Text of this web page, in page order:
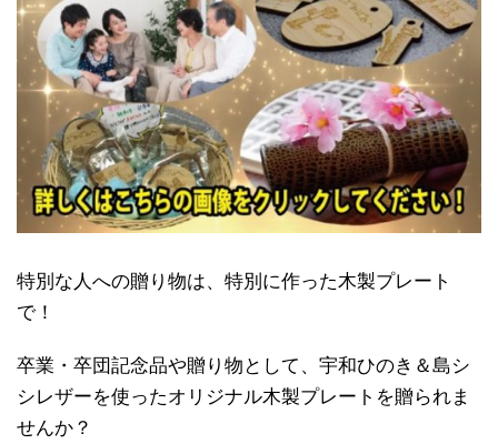
特別な人への贈り物は、特別に作った木製プレート
で！
卒業・卒団記念品や贈り物として、宇和ひのき＆島シ
シレザーを使ったオリジナル木製プレートを贈られま
せんか？